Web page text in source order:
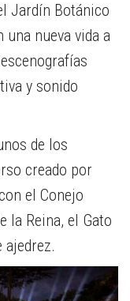
Jardín Botánico
nueva vida a
y sonido
de los
creado por
el Conejo
la Reina, el Gato
ajedrez.